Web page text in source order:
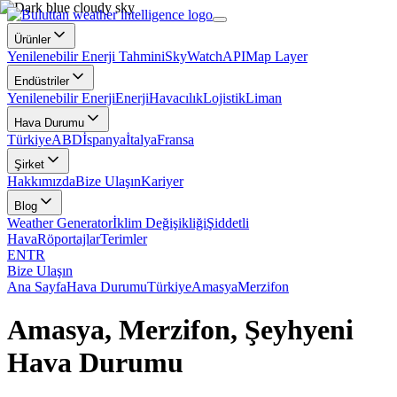
Ürünler
Yenilenebilir Enerji TahminiSkyWatchAPIMap Layer
Endüstriler
Yenilenebilir EnerjiEnerjiHavacılıkLojistikLiman
Hava Durumu
TürkiyeABDİspanyaİtalyaFransa
Şirket
HakkımızdaBize UlaşınKariyer
Blog
Weather Generatorİklim DeğişikliğiŞiddetli
HavaRöportajlarTerimler
ENTR
Bize Ulaşın
Ana SayfaHava DurumuTürkiyeAmasyaMerzifon
Amasya, Merzifon, Şeyhyeni
Hava Durumu